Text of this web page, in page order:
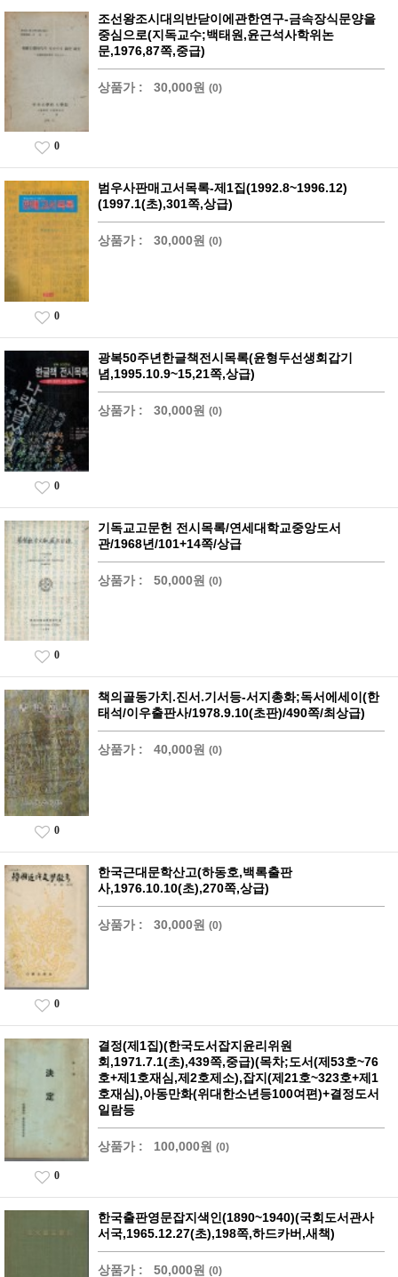
조선왕조시대의반닫이에관한연구-금속장식문양을
중심으로(지독교수;백태원,윤근석사학위논
문,1976,87쪽,중급)
상품가 : 30,000원 (0)
0
범우사판매고서목록-제1집(1992.8~1996.12)
(1997.1(초),301쪽,상급)
상품가 : 30,000원 (0)
0
광복50주년한글책전시목록(윤형두선생회갑기
념,1995.10.9~15,21쪽,상급)
상품가 : 30,000원 (0)
0
기독교고문헌 전시목록/연세대학교중앙도서
관/1968년/101+14쪽/상급
상품가 : 50,000원 (0)
0
책의골동가치.진서.기서등-서지총화;독서에세이(한
태석/이우출판사/1978.9.10(초판)/490쪽/최상급)
상품가 : 40,000원 (0)
0
한국근대문학산고(하동호,백록출판
사,1976.10.10(초),270쪽,상급)
상품가 : 30,000원 (0)
0
결정(제1집)(한국도서잡지윤리위원
회,1971.7.1(초),439쪽,중급)(목차;도서(제53호~76
호+제1호재심,제2호제소),잡지(제21호~323호+제1
호재심),아동만화(위대한소년등100여편)+결정도서
일람등
상품가 : 100,000원 (0)
0
한국출판영문잡지색인(1890~1940)(국회도서관사
서국,1965.12.27(초),198쪽,하드카버,새책)
상품가 : 50,000원 (0)